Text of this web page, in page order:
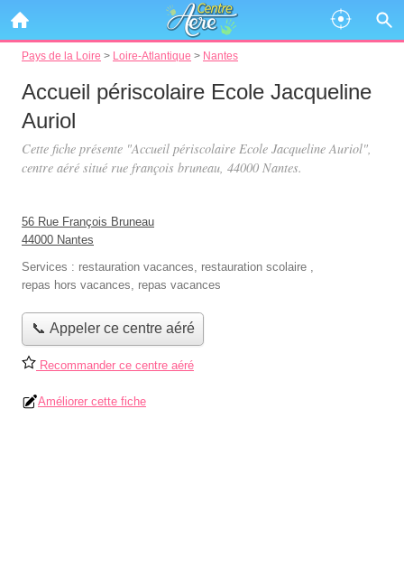
Pays de la Loire > Loire-Atlantique > Nantes
Accueil périscolaire Ecole Jacqueline
Auriol
Cette fiche présente "Accueil périscolaire Ecole Jacqueline Auriol",
centre aéré situé rue françois bruneau, 44000 Nantes.
56 Rue François Bruneau
44000 Nantes
Services : restauration vacances, restauration scolaire ,
repas hors vacances, repas vacances
📞 Appeler ce centre aéré
Recommander ce centre aéré
Améliorer cette fiche